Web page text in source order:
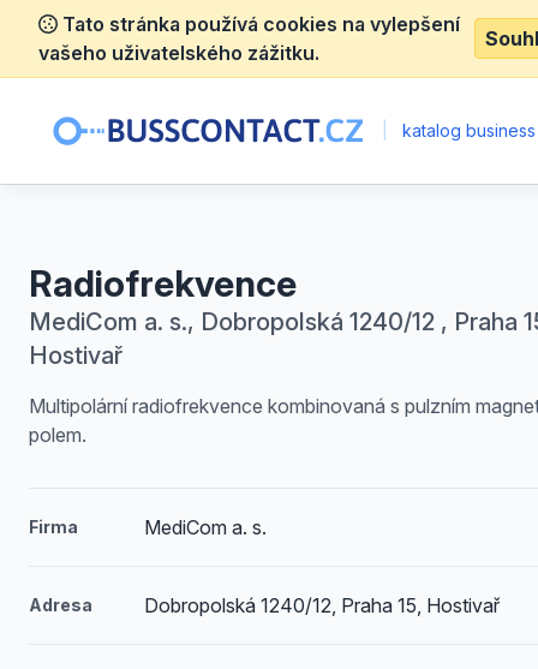
Tato stránka používá cookies na vylepšení
vašeho uživatelského zážitku.
katalog
Radiofrekvence
MediCom a. s., Dobropolská 1240/12 , Praha
Hostivař
Multipolární radiofrekvence kombinovaná s pulzním
polem.
Firma MediCom a. s.
Adresa Dobropolská 1240/12, Praha 15, Hostivař